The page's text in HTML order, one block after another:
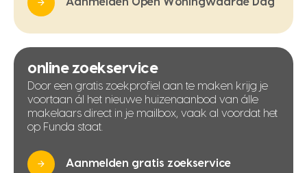
Aanmelden Open Woningwaarde Dag
online zoekservice
Door een gratis zoekprofiel aan te maken krijg je
voortaan ál het nieuwe huizenaanbod van álle
makelaars direct in je mailbox, vaak al voordat het
op Funda staat.
Aanmelden gratis zoekservice